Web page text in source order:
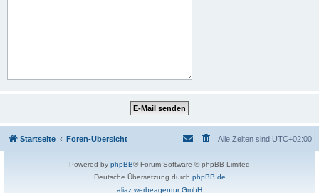
Startseite Foren-Übersicht Alle Zeiten sind UTC+02:00
Powered by phpBB® Forum Software © phpBB Limited
Deutsche Übersetzung durch phpBB.de
aliaz werbeagentur GmbH